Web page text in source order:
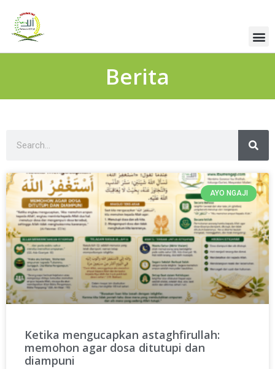
Berita
AYO NGAJI
Ketika mengucapkan astaghfirullah:
memohon agar dosa ditutupi dan
diampuni